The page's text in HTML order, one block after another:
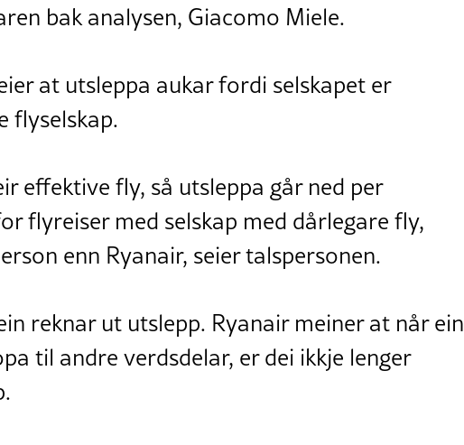
bak analysen, Giacomo Miele.
at utsleppa aukar fordi selskapet er
flyselskap.
effektive fly, så utsleppa går ned per
flyreiser med selskap med dårlegare fly,
enn Ryanair, seier talspersonen.
reknar ut utslepp. Ryanair meiner at når ein
til andre verdsdelar, er dei ikkje lenger